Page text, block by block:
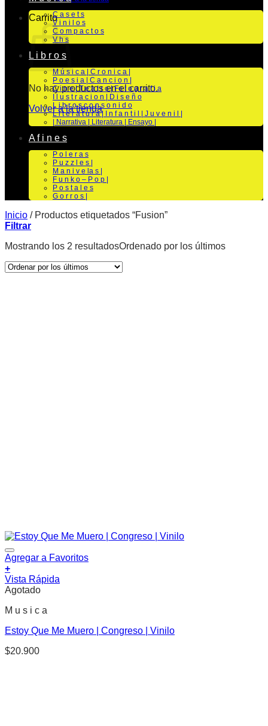
Carrito
No hay productos en el carrito.
Volver a la tienda
C a s e t s
V i n i l o s
C o m p a c t o s
V h s
L i b r o s
M ú s i c a | C r o n i c a |
P o e s i a | C a n c i o n |
C i n e | T e a t r o | Fo t o g r a f i a
I l u s t r a c i o n | D i s e ñ o
L i b r o s c o n s o n i d o
L i t e r a t u r a | I n f a n t i l | J u v e n i l |
| Narrativa | Literatura | Ensayo |
A f i n e s
P o l e r a s
P u z z l e s |
M a n i v e la s |
F u n k o – P o p |
P o s t a l e s
G o r r o s |
Inicio /Productos etiquetados “Fusion”
Filtrar
Mostrando los 2 resultadosOrdenado por los últimos
Agregar a Favoritos
+
Vista Rápida
Agotado
M u s i c a
Estoy Que Me Muero | Congreso | Vinilo
$20.900